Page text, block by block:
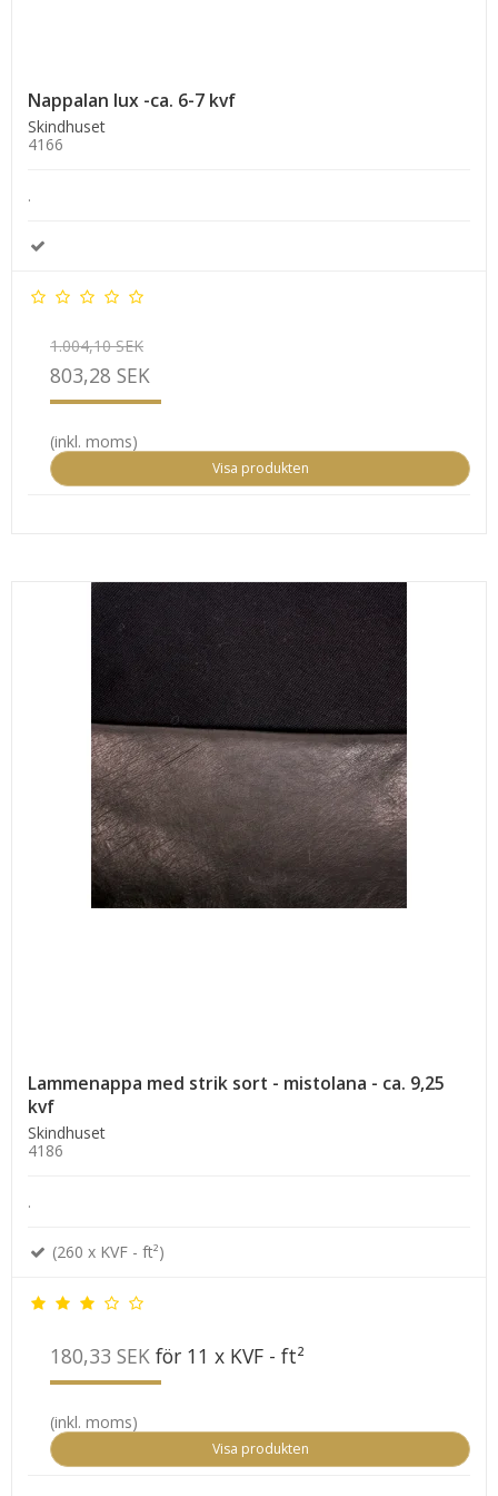
Nappalan lux -ca. 6-7 kvf
Skindhuset
4166
.
1.004,10 SEK
803,28 SEK
(inkl. moms)
Visa produkten
Lammenappa med strik sort - mistolana - ca. 9,25
kvf
Skindhuset
4186
.
(260 x KVF - ft²)
180,33 SEK för 11 x KVF - ft²
(inkl. moms)
Visa produkten